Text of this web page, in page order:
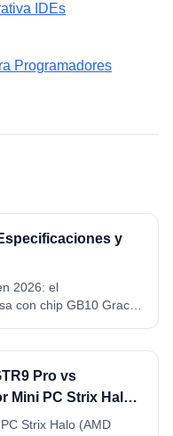
IDEs
Programadores
y
2026: el
con chip GB10 Grace
Pro vs
Mini PC Strix Halo
Strix Halo (AMD